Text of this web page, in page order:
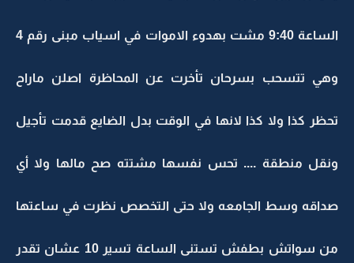
الساعة 9:40 مشت بهدوء الاموات في اسياب مبنى رقم 4
وهي تتسحب بسرحان تأخرت عن المحاظرة اصلن ماراح
تحظر كذا ولا كذا لانها في الوقت بدل الضايع قدمت تأجيل
ونقل منطقة .... تحس نفسها مشتته صح مالها ولا أي
صداقه وسط الجامعه ولا حتى التخصص نظرت في ساعتها
من سواتش بطفش تستنى الساعة تسير 10 عشان تقدر